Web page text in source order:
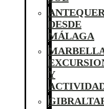
DESDE
MÁLAGA
Y